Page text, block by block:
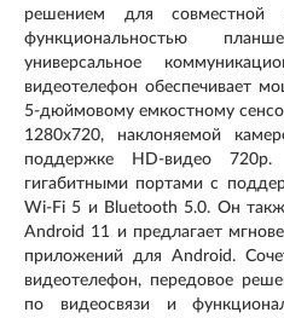
решением для
функциональностью
универсальное
видеотелефон обеспечивает
5-дюймовому емкостному
1280x720, наклоняемой
поддержке HD-видео
гигабитными портами с
Wi-Fi 5 и Bluetooth 5.0. Он
Android 11 и предлагает
приложений для Android.
видеотелефон, передовое
по видеосвязи и